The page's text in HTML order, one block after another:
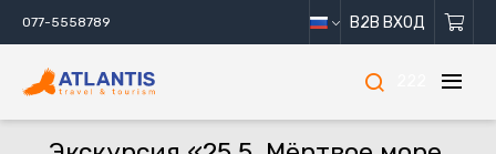
077-5558789 B2B ВХОД